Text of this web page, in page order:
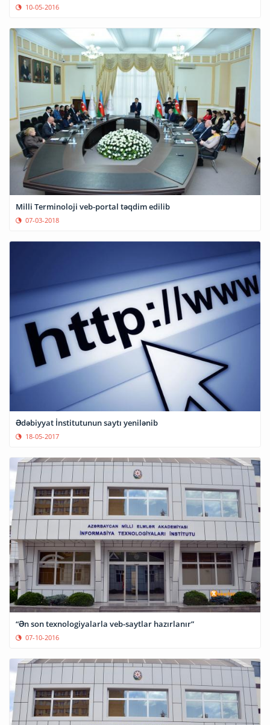
10-05-2016
Milli Terminoloji veb-portal təqdim edilib
07-03-2018
Ədəbiyyat İnstitutunun saytı yenilənib
18-05-2017
“Ən son texnologiyalarla veb-saytlar hazırlanır”
07-10-2016